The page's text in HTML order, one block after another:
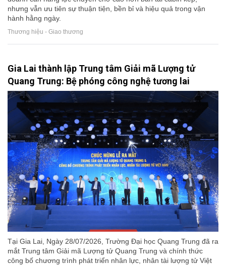
nhưng vẫn ưu tiên sự thuận tiện, bền bỉ và hiệu quả trong vận
hành hằng ngày.
Thương hiệu - Giao thương
Gia Lai thành lập Trung tâm Giải mã Lượng tử
Quang Trung: Bệ phóng công nghệ tương lai
Tại Gia Lai, Ngày 28/07/2026, Trường Đại học Quang Trung đã ra
mắt Trung tâm Giải mã Lượng tử Quang Trung và chính thức
công bố chương trình phát triển nhân lực, nhân tài lượng tử Việt